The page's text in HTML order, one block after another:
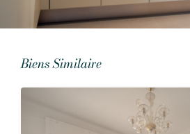
Biens Similaire